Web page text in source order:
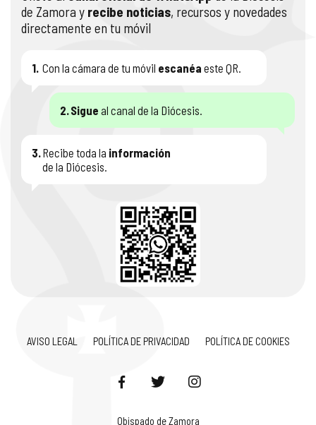
de Zamora y recibe noticias, recursos y novedades
directamente en tu móvil
1. Con la cámara de tu móvil escanéa este QR.
2.Sigue al canal de la Diócesis.
3.Recibe toda la información
de la Diócesis.
AVISO LEGAL POLÍTICA DE PRIVACIDAD POLÍTICA DE COOKIES
Obispado de Zamora